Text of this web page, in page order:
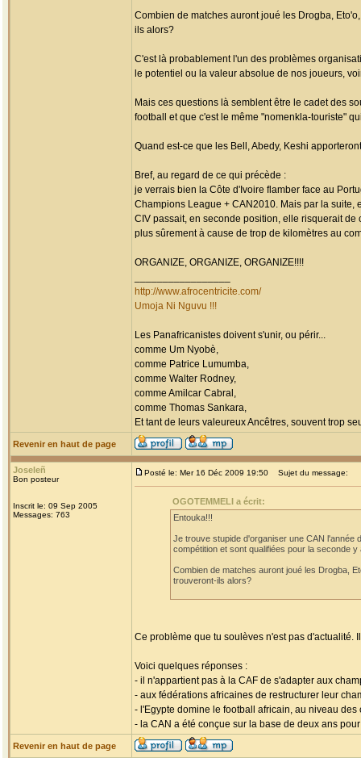
Combien de matches auront joué les Drogba,
ils alors?
C'est là probablement l'un des problèmes
le potentiel ou la valeur absolue de nos joueurs,
Mais ces questions là semblent être le cadet des
football et que c'est le même "nomenkla-touriste"
Quand est-ce que les Bell, Abedy, Keshi
Bref, au regard de ce qui précède :
je verrais bien la Côte d'Ivoire flamber face au
Champions League + CAN2010. Mais par la suite,
CIV passait, en seconde position, elle risquerait
plus sûrement à cause de trop de kilomètres au
ORGANIZE, ORGANIZE, ORGANIZE!!!!
http://www.afrocentricite.com/
Umoja Ni Nguvu !!!
Les Panafricanistes doivent s'unir, ou périr...
comme Um Nyobè,
comme Patrice Lumumba,
comme Walter Rodney,
comme Amilcar Cabral,
comme Thomas Sankara,
Et tant de leurs valeureux Ancêtres, souvent trop
Revenir en haut de page
Joseleñ
Bon posteur
Inscrit le: 09 Sep 2005
Messages: 763
Posté le: Mer 16 Déc 2009 19:50 Sujet du message:
OGOTEMMELI a écrit:
Entouka!!!
Je trouve stupide d'organiser une CAN l'année
compétition et sont qualifiées pour la seconde
Combien de matches auront joué les Drogba,
trouveront-ils alors?
Ce problème que tu soulèves n'est pas d'actualité.
Voici quelques réponses :
- il n'appartient pas à la CAF de s'adapter aux
- aux fédérations africaines de restructurer leur
- l'Egypte domine le football africain, au niveau
- la CAN a été conçue sur la base de deux ans
Revenir en haut de page